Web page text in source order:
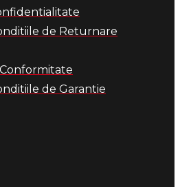
de Returnare
de Garantie